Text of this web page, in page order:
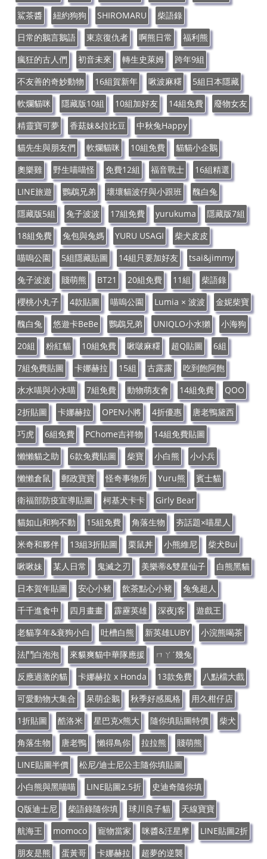
鯊茶醬
紐約狗狗 SHIROMARU
柴語錄
日常的鵝言鵝語
東京復仇者 啊熊日常
福利熊
瘋狂的古人們
初音未來 轉生史萊姆
跨年9組
不友善的奇妙動物
16組賀新年 啾波麻糬
5組日本隱藏
軟爛貓咪
隱藏版10組 10組加好友 14組免費
廢物女友
精靈寶可夢
香菇妹&拉比豆
中秋兔Happy
貓先生與朋友們
軟爛貓咪 10組免費
貓貓小企鵝
奧樂雞
野生喵喵怪 免費12組 福音戰士
16組精選
LINE旅遊
鸚鵡兄弟 壞壞貓波仔與小跟班
醜白兔
隱藏版5組
兔子波波 17組免費 yurukuma
隱藏版7組
18組免費
兔包與兔媽 YURU USAGI
柴犬皮皮
喵嗚公園
5組隱藏貼圖 14組只要加好友
tsai&jimmy
兔子波波
賤萌熊 BT21 20組免費 11組
柴語錄
櫻桃小丸子
4款貼圖 喵嗚公園 Lumia × 波波
金妮柴寶
醜白兔
悠遊卡BeBe 鸚鵡兄弟 UNIQLO小水獺
小海狗
20組
粉紅貓 10組免費 啾啵麻糬 超Q貼圖
6組
7組免費貼圖
卡娜赫拉 15組 古露露
吃到飽阿飽
水水喵與小水喵
7組免費 動物萌友會 14組免費
QOO
2折貼圖
卡娜赫拉 OPEN小將 4折優惠
唐老鴨黛西
巧虎
6組免費 PChome吉祥物
14組免費貼圖
懶懶貓之助
6款免費貼圖 柴寶 小白熊
小小兵
懶懶倉鼠
郵政寶寶 怪奇事物所 Yuru熊
賓士貓
衛福部防疫宣導貼圖
柯基犬卡卡
Girly Bear
貓如山和狗不動
15組免費 角落生物
夯話題×喵星人
米奇和夥伴
13組3折貼圖 栗鼠丼 小熊維尼
柴犬Bui
啾啾妹
某人日常 鬼滅之刃 美樂蒂&雙星仙子
白熊黑貓
日本賀年貼圖
安心小豬 飲茶點心小豬
兔兔超人
千千進食中
四月畫畫 霹靂英雄 深夜J客
遊戲王
老貓享年&衰狗小白
吐槽白熊 新英雄LUBY
小浣熊喝茶
法鬥白泡泡
來貘爽貓中華隊應援
ㄇㄚˊ幾兔
反應過激的貓
卡娜赫拉 x Honda 13款免費
八點檔大戲
可愛動物大集合
呆萌企鵝 秋季好感風格
用久柑仔店
1折貼圖
酷洛米 星巴克x熊大 隨你填貼圖特價
柴犬
角落生物
唐老鴨 懶得鳥你 拉拉熊
賤萌熊
LINE貼圖半價
松尼/迪士尼公主隨你填貼圖
小白熊與黑喵喵
LINE貼圖2.5折
史迪奇隨你填
Q版迪士尼
柴語錄隨你填 球川良子貓
天線寶寶
航海王
momoco 寵物當家 咪醬&汪星摩
LINE貼圖2折
朋友是熊
蛋黃哥 卡娜赫拉 超夢的逆襲